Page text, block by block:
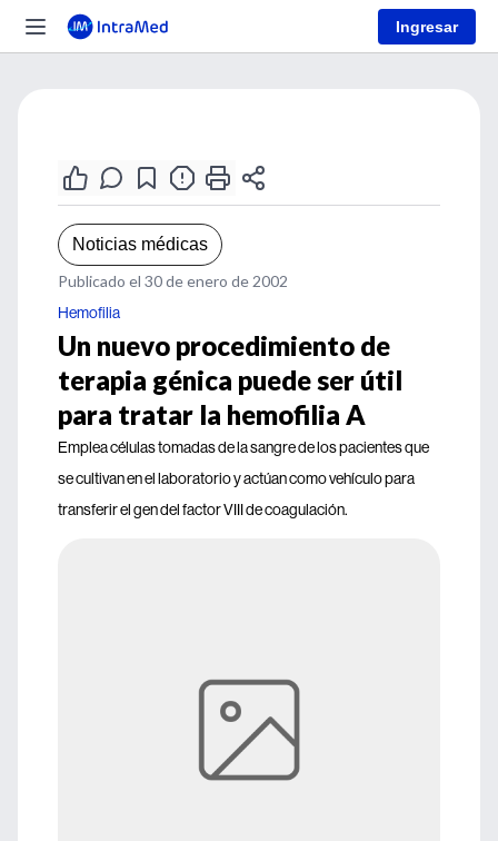
Ingresar
Noticias médicas
Publicado el 30 de enero de 2002
Hemofilia
Un nuevo procedimiento de
terapia génica puede ser útil
para tratar la hemofilia A
Emplea células tomadas de la sangre de los pacientes que
se cultivan en el laboratorio y actúan como vehículo para
transferir el gen del factor VIII de coagulación.